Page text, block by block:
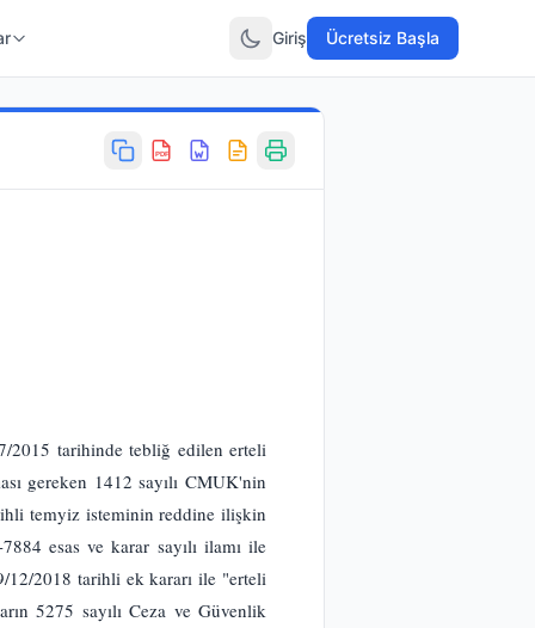
Giriş Ücretsiz Başla
PDF
2015 tarihinde tebliğ edilen erteli
gereken 1412 sayılı CMUK'nin
temyiz isteminin reddine ilişkin
esas ve karar sayılı ilamı ile
12/2018 tarihli ek kararı ile "erteli
5275 sayılı Ceza ve Güvenlik